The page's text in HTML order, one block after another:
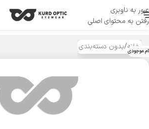
عبور به ناوبری
رفتن به محتوای اصلی
منو
خانه/بدون دسته‌بندی موجودی